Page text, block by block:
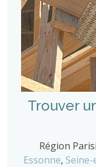
Trouver
Région
Essonne,